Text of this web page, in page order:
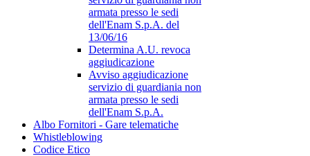
armata presso le sedi
dell'Enam S.p.A. del
13/06/16
Determina A.U. revoca
aggiudicazione
Avviso aggiudicazione
servizio di guardiania non
armata presso le sedi
dell'Enam S.p.A.
Albo Fornitori - Gare telematiche
Whistleblowing
Codice Etico